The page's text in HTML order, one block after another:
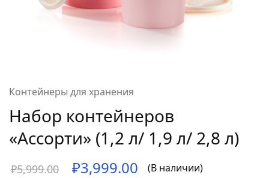
Контейнеры для хранения
Набор контейнеров
«Ассорти» (1,2 л/ 1,9 л/ 2,8 л)
₽5,999.00 ₽3,999.00 (В наличии)